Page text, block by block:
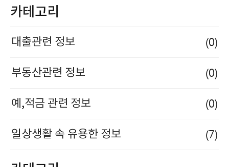
카테고리
대출관련 정보 (0)
부동산관련 정보 (0)
예,적금 관련 정보 (0)
일상생활 속 유용한 정보 (7)